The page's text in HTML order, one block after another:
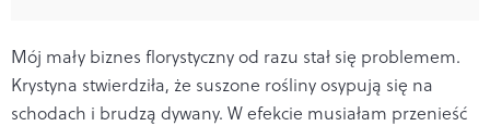
Mój mały biznes florystyczny od razu stał się problemem.
Krystyna stwierdziła, że suszone rośliny osypują się na
schodach i brudzą dywany. W efekcie musiałam przenieść